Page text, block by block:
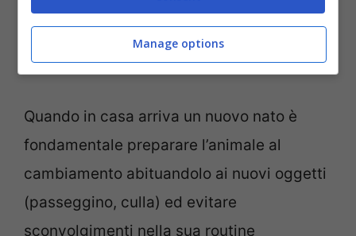
coccole in presenza del bambino affinché
l’animale associ il piccolo a momenti
piacevoli.
Quando in casa arriva un nuovo nato è
fondamentale preparare l’animale al
cambiamento abituandolo ai nuovi oggetti
(passeggino, culla) ed evitare
sconvolgimenti nella sua routine
Manage options